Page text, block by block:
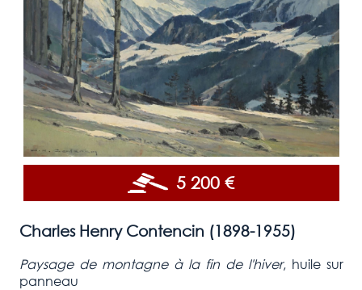
5 200 €
Charles Henry Contencin (1898-1955)
Paysage de montagne à la fin de l'hiver, huile sur
panneau